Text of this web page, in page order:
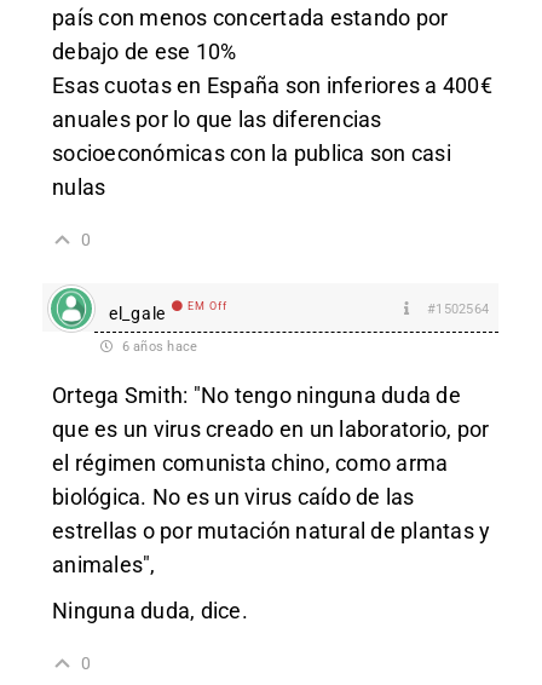
país con menos concertada estando por
debajo de ese 10%
Esas cuotas en España son inferiores a 400€
anuales por lo que las diferencias
socioeconómicas con la publica son casi
nulas
0
el_gale EM Off #1502564
6 años hace
Ortega Smith: "No tengo ninguna duda de
que es un virus creado en un laboratorio, por
el régimen comunista chino, como arma
biológica. No es un virus caído de las
estrellas o por mutación natural de plantas y
animales",
Ninguna duda, dice.
0